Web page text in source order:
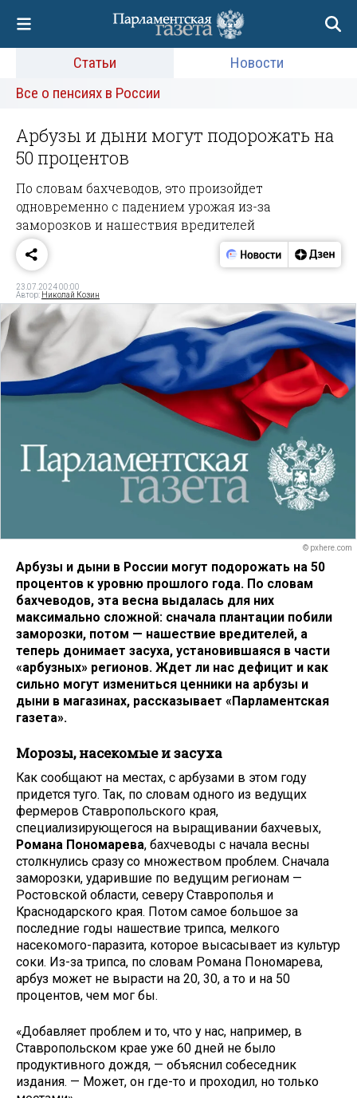
Статьи
Новости
Все о пенсиях в России
Арбузы и дыни могут подорожать на
50 процентов
По словам бахчеводов, это произойдет
одновременно с падением урожая из-за
заморозков и нашествия вредителей
23.07.2024 00:00
Автор: Николай Козин
© pxhere.com
Арбузы и дыни в России могут подорожать на 50
процентов к уровню прошлого года. По словам
бахчеводов, эта весна выдалась для них
максимально сложной: сначала плантации побили
заморозки, потом — нашествие вредителей, а
теперь донимает засуха, установившаяся в части
«арбузных» регионов. Ждет ли нас дефицит и как
сильно могут измениться ценники на арбузы и
дыни в магазинах, рассказывает «Парламентская
газета».
Морозы, насекомые и засуха
Как сообщают на местах, с арбузами в этом году
придется туго. Так, по словам одного из ведущих
фермеров Ставропольского края,
специализирующегося на выращивании бахчевых,
Романа Пономарева, бахчеводы с начала весны
столкнулись сразу со множеством проблем. Сначала
заморозки, ударившие по ведущим регионам —
Ростовской области, северу Ставрополья и
Краснодарского края. Потом самое большое за
последние годы нашествие трипса, мелкого
насекомого-паразита, которое высасывает из культур
соки. Из-за трипса, по словам Романа Пономарева,
арбуз может не вырасти на 20, 30, а то и на 50
процентов, чем мог бы.
«Добавляет проблем и то, что у нас, например, в
Ставропольском крае уже 60 дней не было
продуктивного дождя, — объяснил собеседник
издания. — Может, он где-то и проходил, но только